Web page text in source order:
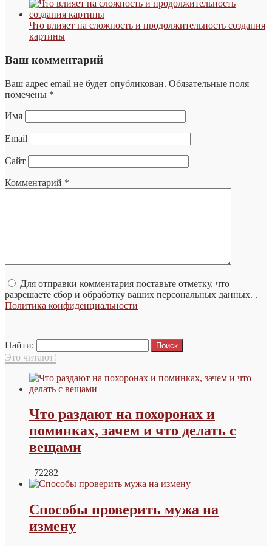
Что влияет на сложность и продолжительность создания
картины
Ваш комментарий
Ваш адрес email не будет опубликован. Обязательные поля
помечены *
Имя
Email
Сайт
Комментарий *
Для отправки комментария поставьте отметку, что
разрешаете сбор и обработку ваших персональных данных. .
Политика конфиденциальности
Найти:
Это читают!
Что раздают на похоронах и
поминках, зачем и что делать с
вещами
72282
Способы проверить мужа на
измену